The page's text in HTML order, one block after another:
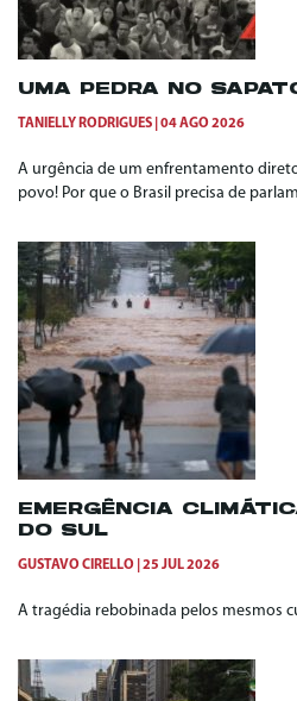
UMA PEDRA NO
TANIELLY RODRIGUES 04 AGO 2026
A urgência de um enfrentamento
povo! Por que o Brasil precisa de
EMERGÊNCIA
DO SUL
GUSTAVO CIRELLO 25 JUL 2026
A tragédia rebobinada pelos mesmos